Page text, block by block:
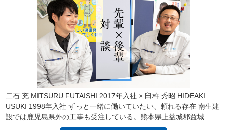
二石 充 MITSURU FUTAISHI 2017年入社 × 臼杵 秀昭 HIDEAKI
USUKI 1998年入社 ずっと一緒に働いていたい、頼れる存在 南生建
設では鹿児島県外の工事も受注している。熊本県上益城郡益城 ...…